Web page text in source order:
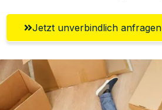
Jetzt unverbindlich anfragen